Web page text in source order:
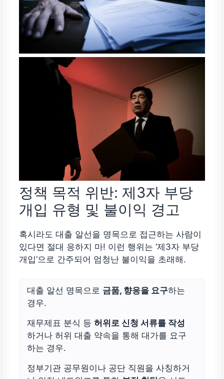
정책 목적 위반: 제3자 부당
개입 유형 및 불이익 경고
혹시라도 대출 알선을 명목으로 접근하는 사람이
있다면 절대 응하지 마! 이런 행위는 ‘제3자 부당
개입’으로 간주되어 엄청난 불이익을 초래해.
대출 알선 명목으로 금품, 향응을 요구하는
경우.
재무제표 분식 등허위로 신청 서류를 작성
하거나 허위 대출 약속을 통해 대가를 요구
하는 경우.
정부기관 공무원이나 공단 직원을 사칭하거